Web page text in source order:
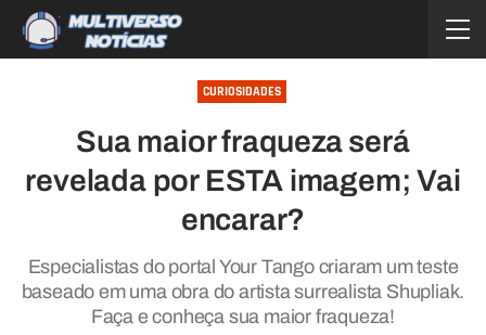
CURIOSIDADES
Sua maior fraqueza será
revelada por ESTA imagem; Vai
encarar?
Especialistas do portal Your Tango criaram um teste
baseado em uma obra do artista surrealista Shupliak.
Faça e conheça sua maior fraqueza!